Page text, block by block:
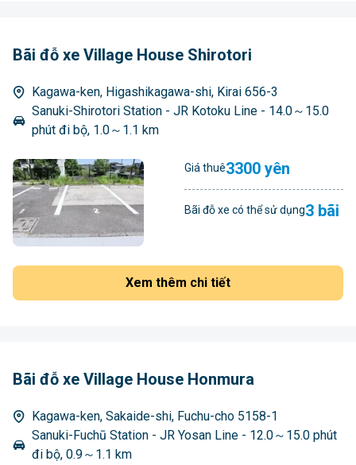
Bãi đỗ xe Village House Shirotori
Kagawa-ken, Higashikagawa-shi, Kirai 656-3
Sanuki-Shirotori Station - JR Kotoku Line - 14.0～15.0
phút đi bộ, 1.0～1.1 km
Giá thuê3300 yên
Bãi đỗ xe có thể sử dụng3 bãi
Xem thêm chi tiết
Bãi đỗ xe Village House Honmura
Kagawa-ken, Sakaide-shi, Fuchu-cho 5158-1
Sanuki-Fuchū Station - JR Yosan Line - 12.0～15.0 phút
đi bộ, 0.9～1.1 km